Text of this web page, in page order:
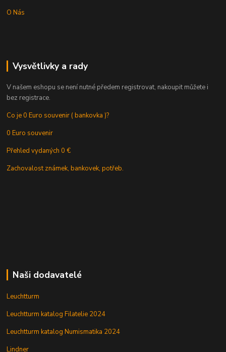
O Nás
Vysvětlivky a rady
V našem eshopu se není nutné předem registrovat, nakoupit můžete i
bez registrace.
Co je 0 Euro souvenir ( bankovka )?
0 Euro souvenir
Přehled vydaných 0 €
Zachovalost známek, bankovek, potřeb.
Naši dodavatelé
Leuchtturm
Leuchtturm katalog Filatelie 2024
Leuchtturm katalog Numismatika 2024
Lindner